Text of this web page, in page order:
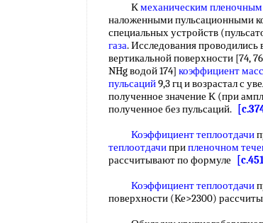
Кмеханическим
наложенными пульсационными
специальных устройств
газа. Исследования проводились
вертикальной поверхности [74,
NHg водой 174] коэффициент
пульсаций9,3 гц и возрастал с
полученное значение К (при
полученное без пульсаций.
Коэффициент теплоотдачи
теплоотдачиприпленочном
рассчитывают по формуле
Коэффициент теплоотдачи
поверхности (Ке>2300)